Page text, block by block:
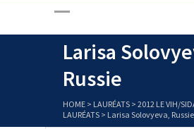
Larisa
Russie
HOME > LAURÉATS > 2012 LE VIH/
LAURÉATS > Larisa Solovyeva, Russie